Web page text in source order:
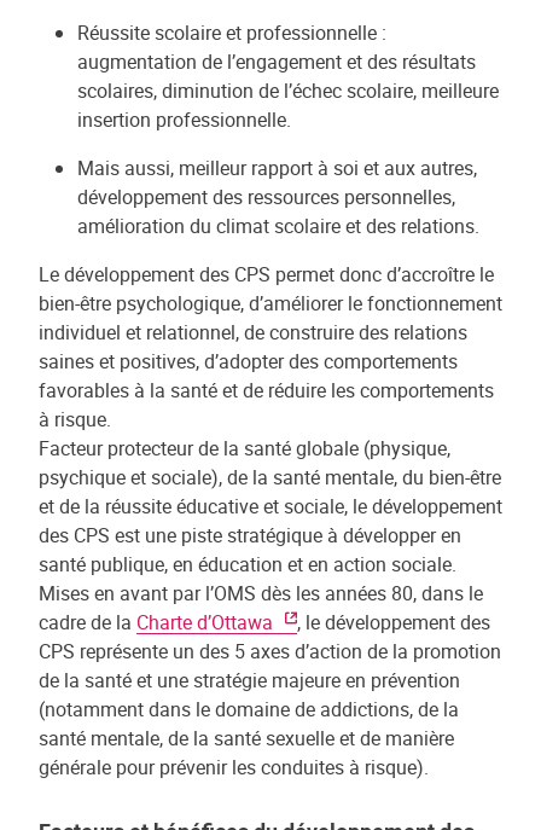
Réussite scolaire et professionnelle :
augmentation de l’engagement et des résultats
scolaires, diminution de l’échec scolaire, meilleure
insertion professionnelle.
Mais aussi, meilleur rapport à soi et aux autres,
développement des ressources personnelles,
amélioration du climat scolaire et des relations.
Le développement des CPS permet donc d’accroître le
bien-être psychologique, d’améliorer le fonctionnement
individuel et relationnel, de construire des relations
saines et positives, d’adopter des comportements
favorables à la santé et de réduire les comportements
à risque.
Facteur protecteur de la santé globale (physique,
psychique et sociale), de la santé mentale, du bien-être
et de la réussite éducative et sociale, le développement
des CPS est une piste stratégique à développer en
santé publique, en éducation et en action sociale.
Mises en avant par l’OMS dès les années 80, dans le
cadre de la Charte d’Ottawa
, le développement des
CPS représente un des 5 axes d’action de la promotion
de la santé et une stratégie majeure en prévention
(notamment dans le domaine de addictions, de la
santé mentale, de la santé sexuelle et de manière
générale pour prévenir les conduites à risque).